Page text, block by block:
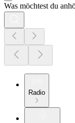
Was möchtest du
Radio